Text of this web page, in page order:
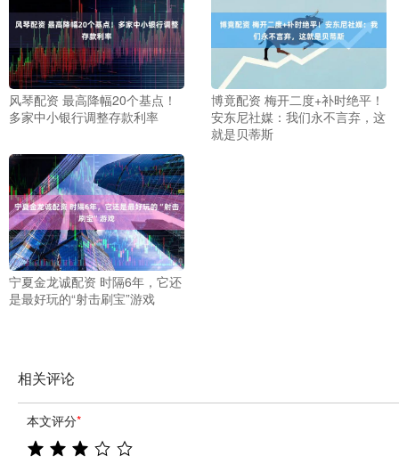
风琴配资 最高降幅20个基点！
多家中小银行调整存款利率
博竟配资 梅开二度+补时绝平！
安东尼社媒：我们永不言弃，这
就是贝蒂斯
宁夏金龙诚配资 时隔6年，它还
是最好玩的“射击刷宝”游戏
相关评论
本文评分*